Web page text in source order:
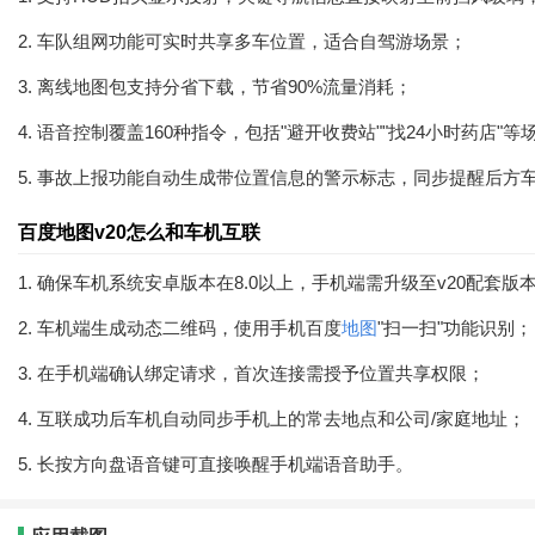
2. 车队组网功能可实时共享多车位置，适合自驾游场景；
3. 离线地图包支持分省下载，节省90%流量消耗；
4. 语音控制覆盖160种指令，包括"避开收费站""找24小时药店"等
5. 事故上报功能自动生成带位置信息的警示标志，同步提醒后方车
百度地图v20怎么和车机互联
1. 确保车机系统安卓版本在8.0以上，手机端需升级至v20配套版本
2. 车机端生成动态二维码，使用手机百度地图"扫一扫"功能识别；
3. 在手机端确认绑定请求，首次连接需授予位置共享权限；
4. 互联成功后车机自动同步手机上的常去地点和公司/家庭地址；
5. 长按方向盘语音键可直接唤醒手机端语音助手。